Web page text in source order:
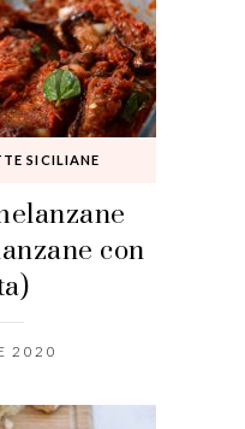
SICILIANE
con
2020